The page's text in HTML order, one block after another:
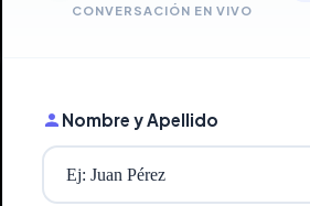
CONVERSACIÓN EN VIVO
Nombre y Apellido